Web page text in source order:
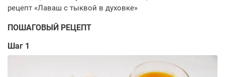
ПОШАГОВЫЙ РЕЦЕПТ
Шаг 1